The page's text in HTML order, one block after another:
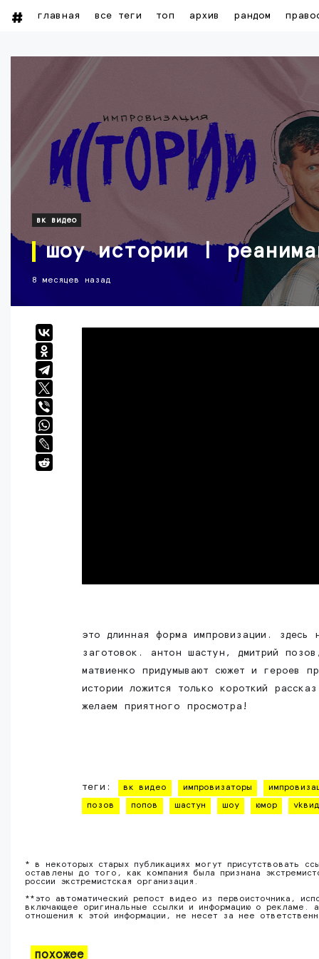
главная все теги топ архив рандом
вк видео
шоу истории |
8 месяцев назад
это длинная форма импровизации. здесь
заготовок. антон шастун, дмитрий
матвиенко придумывают сюжет и героев
истории ложится только короткий
желаем приятного просмотра!
теги: вк видео импровизаторы
позов попов шастун шоу юмор
* в некоторых старых публикациях могут присутствовать
оставлены до того, как компания была признана
россии экстремистская организация.
**это автоматический репост видео из первоисточника,
включающее оригинальные ссылки и информацию о рекламе.
отношения к этой информации, не несет за нее
похожее